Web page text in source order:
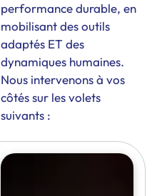
performance durable, en
mobilisant des outils
adaptés ET des
dynamiques humaines.
Nous intervenons à vos
côtés sur les volets
suivants :